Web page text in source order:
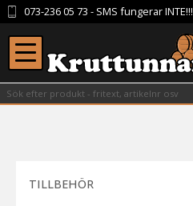
Meny
073-236 05 73 - SMS fungerar INTE!!!
TILLBEHÖR